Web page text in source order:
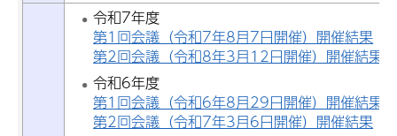
令和7年度
第1回会議（令和7年8月7日開催）開催結果
第2回会議（令和8年3月12日開催）開催結果
令和6年度
第1回会議（令和6年8月29日開催）開催結果
第2回会議（令和7年3月6日開催）開催結果